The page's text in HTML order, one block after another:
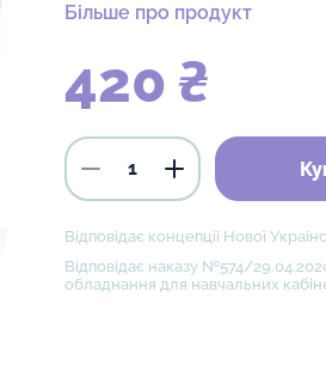
Більше про продукт
420 ₴
Відповідає концепції Нової
Відповідає наказу №574/
обладнання для навчальних